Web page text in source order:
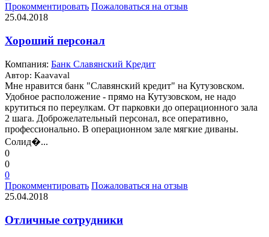
Прокомментировать Пожаловаться на отзыв
25.04.2018
Хороший персонал
Компания: Банк Славянский Кредит
Автор: Kaavaval
Мне нравится банк "Славянский кредит" на Кутузовском.
Удобное расположение - прямо на Кутузовском, не надо
крутиться по переулкам. От парковки до операционного зала
2 шага. Доброжелательный персонал, все оперативно,
профессионально. В операционном зале мягкие диваны.
Солид�...
0
0
0
Прокомментировать Пожаловаться на отзыв
25.04.2018
Отличные сотрудники